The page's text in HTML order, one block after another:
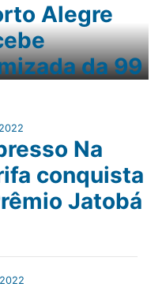
Alegre
da 99
Na
conquista
Jatobá